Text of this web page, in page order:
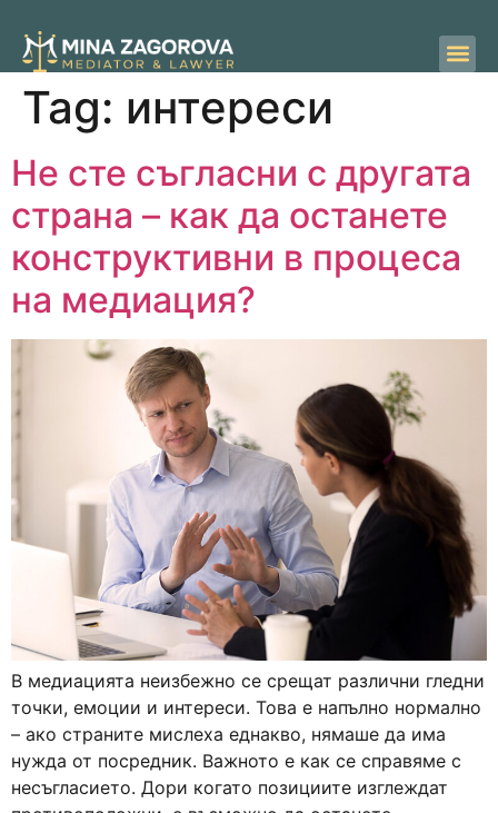
Tag: интереси
Не сте съгласни с другата
страна – как да останете
конструктивни в процеса
на медиация?
В медиацията неизбежно се срещат различни гледни
точки, емоции и интереси. Това е напълно нормално
– ако страните мислеха еднакво, нямаше да има
нужда от посредник. Важното е как се справяме с
несъгласието. Дори когато позициите изглеждат